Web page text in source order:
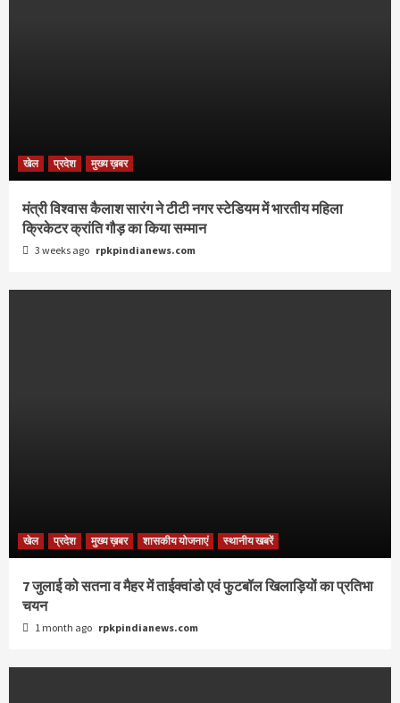
खेल प्रदेश मुख्य ख़बर
मंत्री विश्वास कैलाश सारंग ने टीटी नगर स्टेडियम में भारतीय महिला
क्रिकेटर क्रांति गौड़ का किया सम्मान
3 weeks ago rpkpindianews.com
खेल प्रदेश मुख्य ख़बर शासकीय योजनाएं स्थानीय खबरें
7 जुलाई को सतना व मैहर में ताईक्वांडो एवं फुटबॉल खिलाड़ियों का प्रतिभा
चयन
1 month ago rpkpindianews.com